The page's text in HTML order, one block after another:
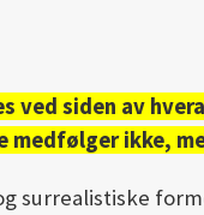
siden av
ikke,
surrealistiske